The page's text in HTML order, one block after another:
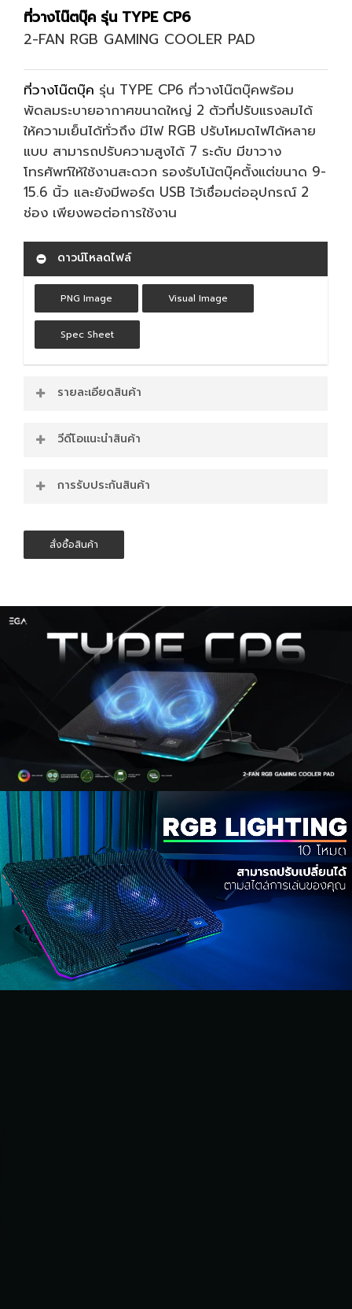
ที่วางโน๊ตบุ๊ค รุ่น TYPE CP6
2-FAN RGB GAMING COOLER PAD
ที่วางโน๊ตบุ๊ค รุ่น TYPE CP6 ที่วางโน๊ตบุ๊คพร้อม
พัดลมระบายอากาศขนาดใหญ่ 2 ตัวที่ปรับแรงลมได้
ให้ความเย็นได้ทั่วถึง มีไฟ RGB ปรับโหมดไฟได้หลาย
แบบ สามารถปรับความสูงได้ 7 ระดับ มีขาวาง
โทรศัพท์ให้ใช้งานสะดวก รองรับโน้ตบุ๊คตั้งแต่ขนาด 9-
15.6 นิ้ว และยังมีพอร์ต USB ไว้เชื่อมต่ออุปกรณ์ 2
ช่อง เพียงพอต่อการใช้งาน
ดาวน์โหลดไฟล์
PNG Image Visual Image
Spec Sheet
รายละเอียดสินค้า
ปรับระดับความสูงได้ : 7 ระดับ
โหมดไฟ RGB : 10 โหมด
พอร์ตเชื่อมต่อ : USB 2 ช่อง (Type A to
แรงดันไฟฟ้า : DC 5V
กำลังไฟ : 3.4W
รองรับโน้ตบุ๊กขนาด 9 – 15.6 นิ้ว
วีดีโอแนะนำสินค้า
การรับประกันสินค้า
สั่งซื้อสินค้า